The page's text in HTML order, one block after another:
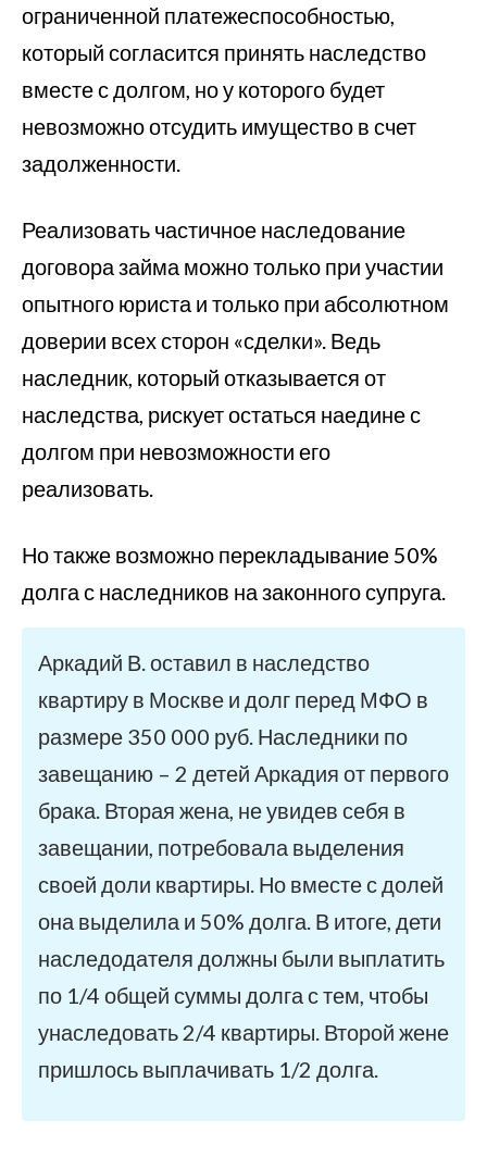
ограниченной платежеспособностью,
который согласится принять наследство
вместе с долгом, но у которого будет
невозможно отсудить имущество в счет
задолженности.
Реализовать частичное наследование
договора займа можно только при участии
опытного юриста и только при абсолютном
доверии всех сторон «сделки». Ведь
наследник, который отказывается от
наследства, рискует остаться наедине с
долгом при невозможности его
реализовать.
Но также возможно перекладывание 50%
долга с наследников на законного супруга.
Аркадий В. оставил в наследство
квартиру в Москве и долг перед МФО в
размере 350 000 руб. Наследники по
завещанию – 2 детей Аркадия от первого
брака. Вторая жена, не увидев себя в
завещании, потребовала выделения
своей доли квартиры. Но вместе с долей
она выделила и 50% долга. В итоге, дети
наследодателя должны были выплатить
по 1/4 общей суммы долга с тем, чтобы
унаследовать 2/4 квартиры. Второй жене
пришлось выплачивать 1/2 долга.